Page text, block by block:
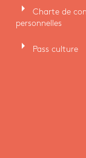
arrow_right
Charte de
personnelles
arrow_right Pass culture